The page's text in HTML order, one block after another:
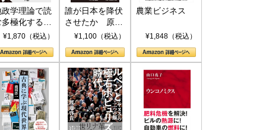
政学理論で読
多極化する世
トランプと
¥1,870（税込）
誰が日本を降伏
させたか 原爆
投下、ソ連参
(PHP新書)
¥1,100（税込）
農業ビジネス
¥1,848（税込）